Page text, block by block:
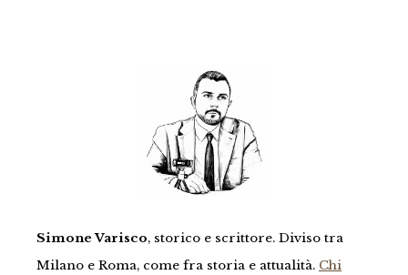
Simone Varisco, storico e scrittore. Diviso tra
Milano e Roma, come fra storia e attualità. Chi